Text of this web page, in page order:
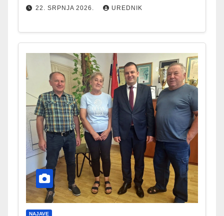
22. SRPNJA 2026. UREDNIK
NAJAVE